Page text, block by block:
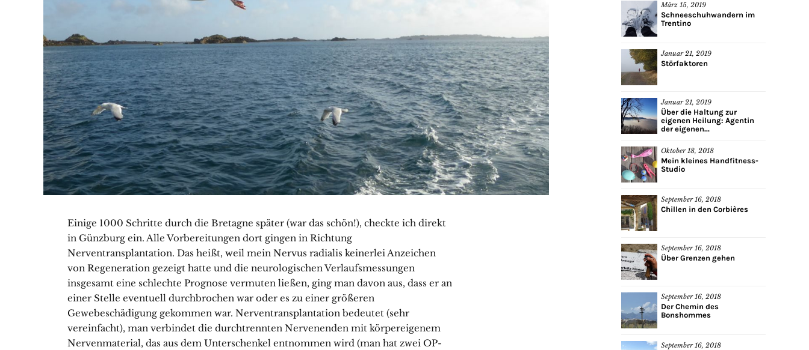
Einige 1000 Schritte durch die Bretagne später (war das schön!), checkte ich direkt
in Günzburg ein. Alle Vorbereitungen dort gingen in Richtung
Nerventransplantation. Das heißt, weil mein Nervus radialis keinerlei Anzeichen
von Regeneration gezeigt hatte und die neurologischen Verlaufsmessungen
insgesamt eine schlechte Prognose vermuten ließen, ging man davon aus, dass er an
einer Stelle eventuell durchbrochen war oder es zu einer größeren
Gewebeschädigung gekommen war. Nerventransplantation bedeutet (sehr
vereinfacht), man verbindet die durchtrennten Nervenenden mit körpereigenem
Nervenmaterial, das aus dem Unterschenkel entnommen wird (man hat zwei OP-
März 15, 2019
Schneeschuhwandern im
Trentino
Januar 21, 2019
Störfaktoren
Januar 21, 2019
Über die Haltung zur
eigenen Heilung: Agentin
der eigenen...
Oktober 18, 2018
Mein kleines Handfitness-
Studio
September 16, 2018
Chillen in den Corbières
September 16, 2018
Über Grenzen gehen
September 16, 2018
Der Chemin des
Bonshommes
September 16, 2018